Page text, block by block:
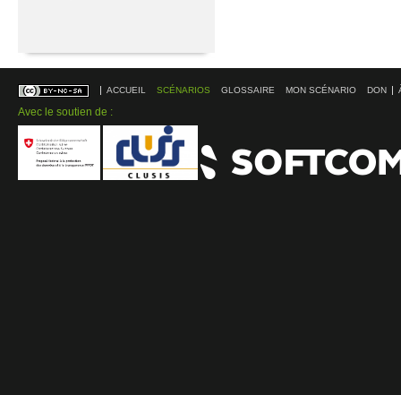
ACCUEIL SCÉNARIOS GLOSSAIRE MON SCÉNARIO DON
Avec le soutien de :